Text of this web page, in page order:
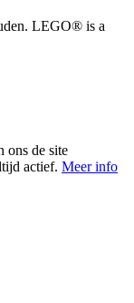
LEGO® is a
ons de site
actief. Meer info